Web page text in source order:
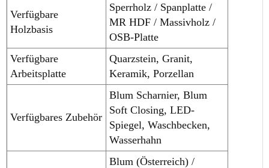
Verfügbare
Holzbasis
Sperrholz / Spanplatte /
MR HDF / Massivholz /
OSB-Platte
Verfügbare
Arbeitsplatte
Quarzstein, Granit,
Keramik, Porzellan
Verfügbares Zubehör
Blum Scharnier, Blum
Soft Closing, LED-
Spiegel, Waschbecken,
Wasserhahn
Blum (Österreich) /